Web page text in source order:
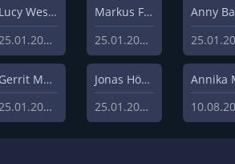
Lucy Westphal
25.01.2024
Markus Fiedler
25.01.2024
Gerrit Menk
25.01.2024
Jonas Höger
25.01.2024